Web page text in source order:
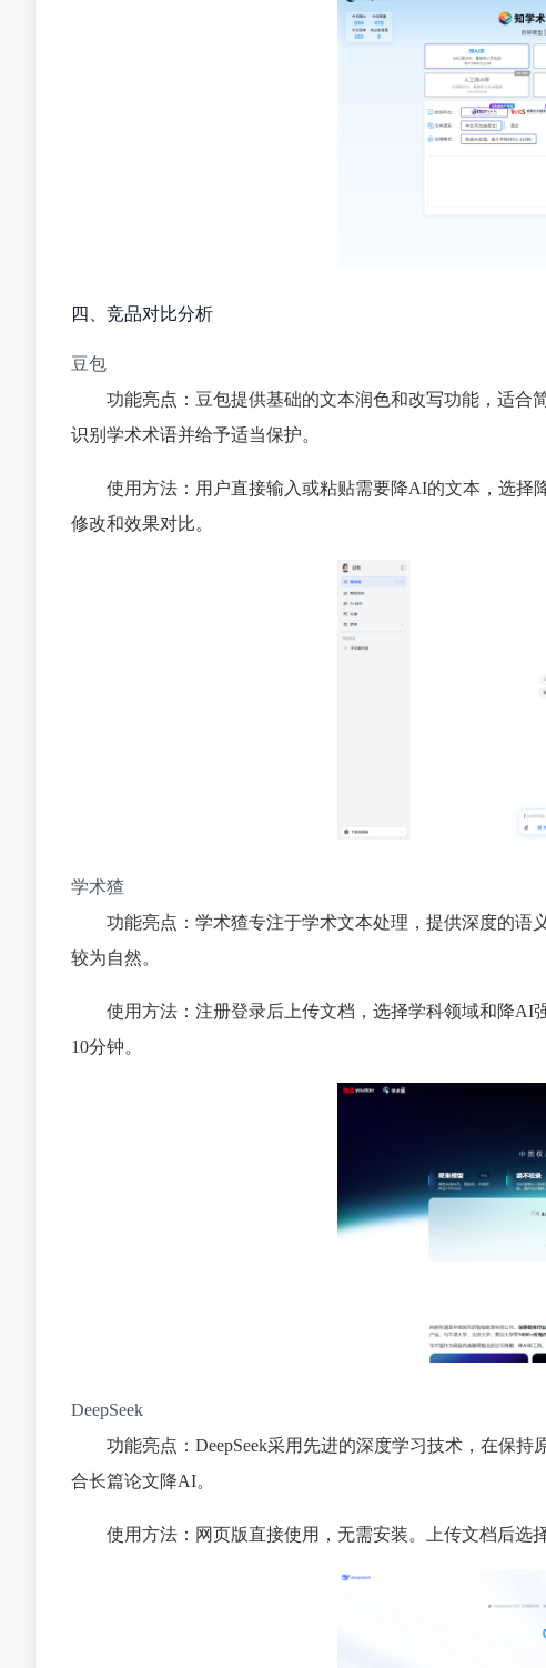
四、竞品对比分析
豆包
功能亮点：豆包提供基础的文本润色和改写功能，适
识别学术术语并给予适当保护。
使用方法：用户直接输入或粘贴需要降AI的文本，选择
修改和效果对比。
学术猹
功能亮点：学术猹专注于学术文本处理，提供深度的
较为自然。
使用方法：注册登录后上传文档，选择学科领域和降AI
10分钟。
DeepSeek
功能亮点：DeepSeek采用先进的深度学习技术，在保
合长篇论文降AI。
使用方法：网页版直接使用，无需安装。上传文档后选